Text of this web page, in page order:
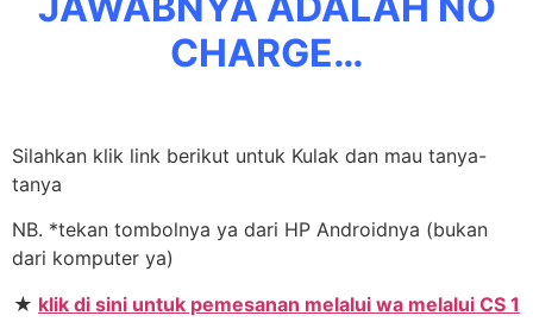
CHARGE…
Silahkan klik link berikut untuk Kulak dan mau tanya-
tanya
NB. *tekan tombolnya ya dari HP Androidnya (bukan
dari komputer ya)
★ klik di sini untuk pemesanan melalui wa melalui CS 1